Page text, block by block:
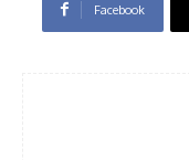
Facebook